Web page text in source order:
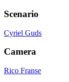
Scenario
Cyriel Guds
Camera
Rico Franse